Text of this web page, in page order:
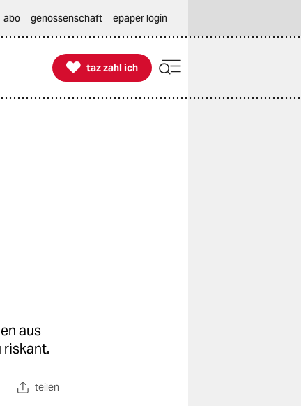
abo genossenschaft epaper login

taz zahl ich
taz zahl ich
aus
teilen